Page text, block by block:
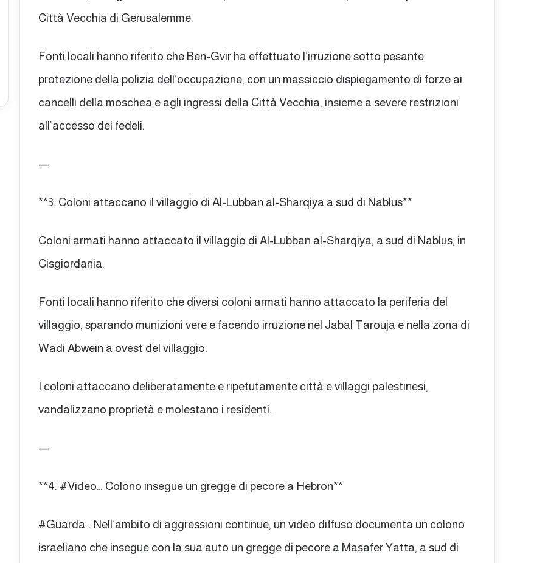
Città Vecchia di Gerusalemme.
Fonti locali hanno riferito che Ben-Gvir ha effettuato l’irruzione sotto pesante
protezione della polizia dell’occupazione, con un massiccio dispiegamento di forze ai
cancelli della moschea e agli ingressi della Città Vecchia, insieme a severe restrizioni
all’accesso dei fedeli.
—
**3. Coloni attaccano il villaggio di Al-Lubban al-Sharqiya a sud di Nablus**
Coloni armati hanno attaccato il villaggio di Al-Lubban al-Sharqiya, a sud di Nablus, in
Cisgiordania.
Fonti locali hanno riferito che diversi coloni armati hanno attaccato la periferia del
villaggio, sparando munizioni vere e facendo irruzione nel Jabal Tarouja e nella zona di
Wadi Abwein a ovest del villaggio.
I coloni attaccano deliberatamente e ripetutamente città e villaggi palestinesi,
vandalizzano proprietà e molestano i residenti.
—
**4. #Video… Colono insegue un gregge di pecore a Hebron**
#Guarda… Nell’ambito di aggressioni continue, un video diffuso documenta un colono
israeliano che insegue con la sua auto un gregge di pecore a Masafer Yatta, a sud di